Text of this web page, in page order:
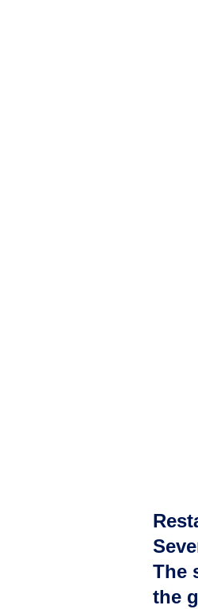
The
the